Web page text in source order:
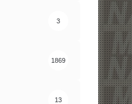
3
1869
13